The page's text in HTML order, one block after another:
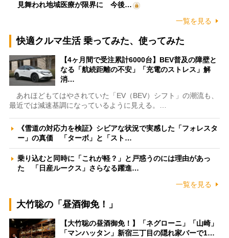
見舞われ地域医療が限界に 今後…
一覧を見る
快適クルマ生活 乗ってみた、使ってみた
【4ヶ月間で受注累計6000台】BEV普及の障壁と
なる「航続距離の不安」「充電のストレス」解
消…
あれほどもてはやされていた「EV（BEV）シフト」の潮流も、
最近では減速基調になっているように見える。…
《雪道の対応力を検証》シビアな状況で実感した「フォレスタ
ー」の真価 「ターボ」と「スト…
乗り込むと同時に「これが軽？」と戸惑うのには理由があっ
た 「日産ルークス」さらなる躍進…
一覧を見る
大竹聡の「昼酒御免！」
【大竹聡の昼酒御免！】「ネグローニ」「山崎」
「マンハッタン」新宿三丁目の隠れ家バーで1…